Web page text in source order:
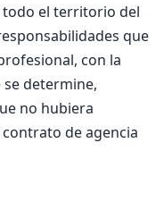
el territorio del
que
con la
determine,
no hubiera
de agencia